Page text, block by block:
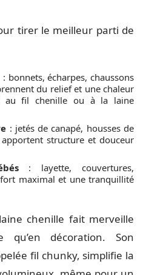
tirer le meilleur parti de
: bonnets, écharpes, chaussons
du relief et une chaleur
au fil chenille ou à la laine
: jetés de canapé, housses de
structure et douceur
: layette, couvertures,
maximal et une tranquillité
chenille fait merveille
décoration. Son
fil chunky, simplifie la